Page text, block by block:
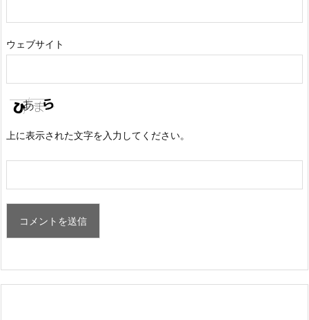
ウェブサイト
上に表示された文字を入力してください。